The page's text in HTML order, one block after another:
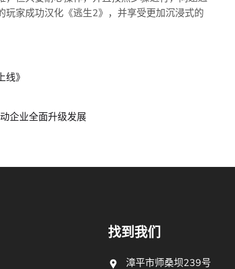
家成功汉化《逃生2》，并享受更加沉浸式的
》
企业全面升级发展
找到我们
漳平市师桑坝239号